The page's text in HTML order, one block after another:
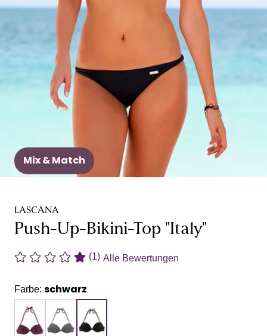
Mix & Match
LASCANA
Push-Up-Bikini-Top "Italy"
(1) Alle Bewertungen
Farbe: schwarz